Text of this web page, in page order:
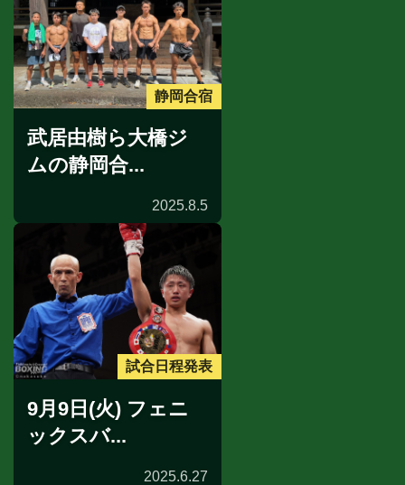
静岡合宿
武居由樹ら大橋ジ
ムの静岡合...
2025.8.5
試合日程発表
9月9日(火) フェニ
ックスバ...
2025.6.27